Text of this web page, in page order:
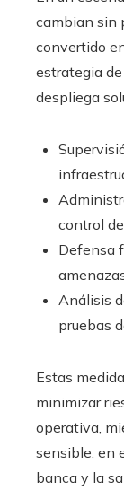
cambian sin
convertido
estrategia
despliega
control
Defensa
Análisis
pruebas
Estas
minimizar
operativa,
sensible, en
banca y la